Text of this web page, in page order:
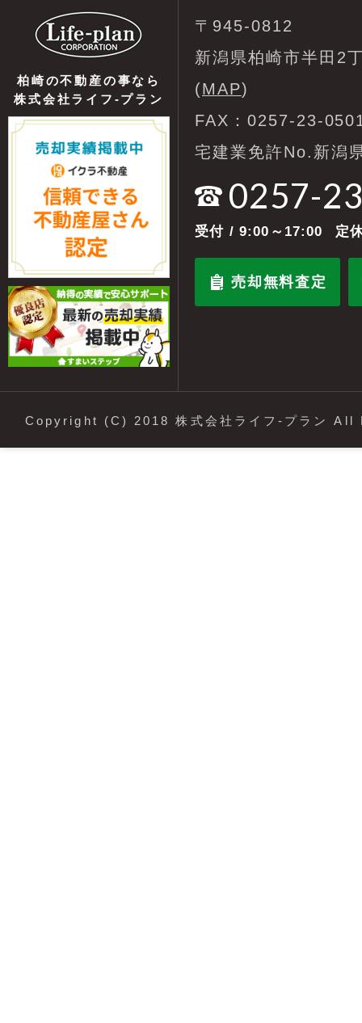
柏崎の不動産の事なら
株式会社ライフ-プラン
〒945-0812
新潟県柏崎市半田2
(MAP)
FAX：0257-23-
宅建業免許No.新潟
0257-
受付 / 9:00～17:00 定
売却無料査定
Copyright (C) 2018 株式会社ライフ-プラン